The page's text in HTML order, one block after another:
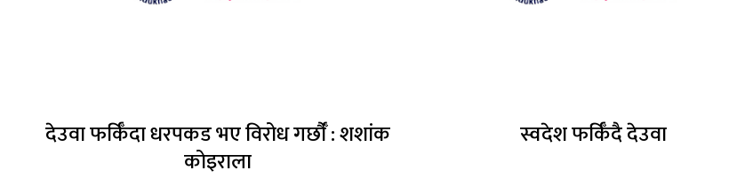
देउवा फर्किँदा धरपकड भए विरोध गर्छौँं : शशांक
कोइराला
स्वदेश फर्किँदै देउवा